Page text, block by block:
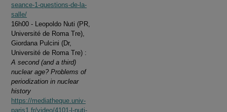
seance-1-questions-de-la-
salle/
16h00 - Leopoldo Nuti (PR,
Université de Roma Tre),
Giordana Pulcini (Dr,
Université de Roma Tre) :
A second (and a third)
nuclear age? Problems of
periodization in nuclear
history
https://mediatheque.univ-
paris1.fr/video/4101-l-nuti-